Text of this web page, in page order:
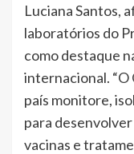
Luciana Santos,
laboratórios do
como destaque
internacional. “O
país monitore,
para
vacinas e